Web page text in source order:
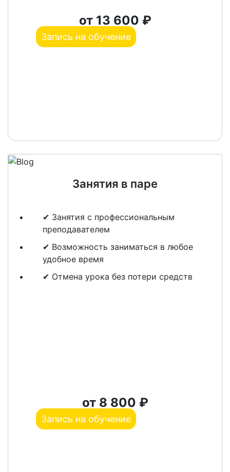
от 13 600 ₽
Запись на обучение
Занятия в паре
✔ Занятия с профессиональным
преподавателем
✔ Возможность заниматься в любое
удобное время
✔ Отмена урока без потери средств
от 8 800 ₽
Запись на обучение